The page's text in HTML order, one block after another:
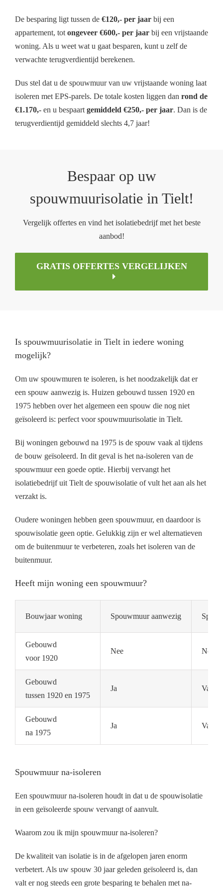
De besparing ligt tussen de €120,- per jaar bij een
appartement, totongeveer €600,- per jaar bij een vrijstaande
woning. Als u weet wat u gaat besparen, kunt u zelf de
verwachte terugverdientijd berekenen.
Dus stel dat u de spouwmuur van uw vrijstaande woning laat
isoleren met EPS-parels. De totale kosten liggen dan rond de
€1.170,- en u bespaartgemiddeld €250,- per jaar. Dan is de
terugverdientijd gemiddeld slechts 4,7 jaar!
Bespaar op uw
spouwmuurisolatie in Tielt!
Vergelijk offertes en vind het isolatiebedrijf met het beste
aanbod!
GRATIS OFFERTES VERGELIJKEN
Is spouwmuurisolatie in Tielt in iedere woning
mogelijk?
Om uw spouwmuren te isoleren, is het noodzakelijk dat er
een spouw aanwezig is. Huizen gebouwd tussen 1920 en
1975 hebben over het algemeen een spouw die nog niet
geïsoleerd is: perfect voor spouwmuurisolatie in Tielt.
Bij woningen gebouwd na 1975 is de spouw vaak al tijdens
de bouw geïsoleerd. In dit geval is het na-isoleren van de
spouwmuur een goede optie. Hierbij vervangt het
isolatiebedrijf uit Tielt de spouwisolatie of vult het aan als het
verzakt is.
Oudere woningen hebben geen spouwmuur, en daardoor is
spouwisolatie geen optie. Gelukkig zijn er wel alternatieven
om de buitenmuur te verbeteren, zoals het isoleren van de
buitenmuur.
Heeft mijn woning een spouwmuur?
Bouwjaar woning Spouwmuur aanwezig
Gebouwd
voor 1920
Nee Nee
Gebouwd
tussen 1920 en 1975
Ja Vaak
Gebouwd
na 1975
Ja Vaak
Spouwmuur na-isoleren
Een spouwmuur na-isoleren houdt in dat u de spouwisolatie
in een geïsoleerde spouw vervangt of aanvult.
Waarom zou ik mijn spouwmuur na-isoleren?
De kwaliteit van isolatie is in de afgelopen jaren enorm
verbetert. Als uw spouw 30 jaar geleden geïsoleerd is, dan
valt er nog steeds een grote besparing te behalen met na-